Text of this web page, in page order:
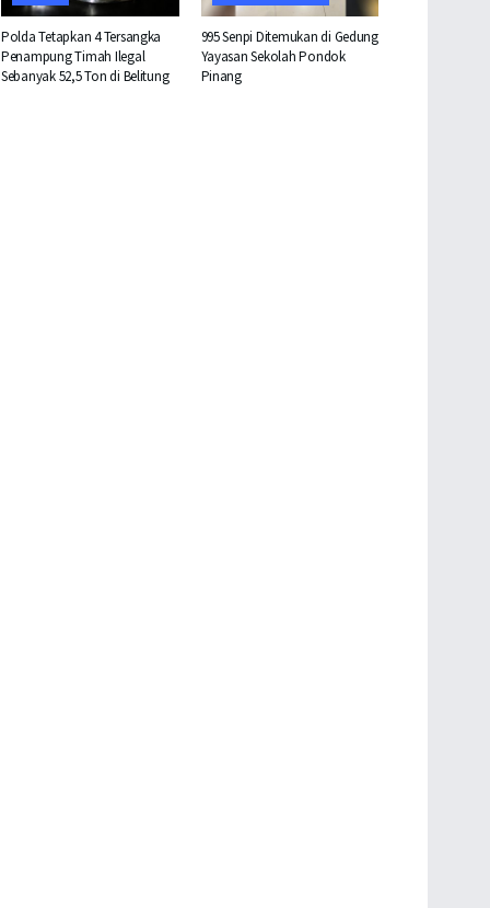
Polda Tetapkan 4 Tersangka
Penampung Timah Ilegal
Sebanyak 52,5 Ton di Belitung
995 Senpi Ditemukan di Gedung
Yayasan Sekolah Pondok
Pinang